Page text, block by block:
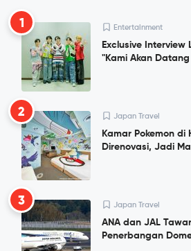
1 Entertainment
Exclusive Interview
"Kami Akan
2 Japan Travel
Kamar Pokemon di
Direnovasi, Jadi
3 Japan Travel
ANA dan JAL
Penerbangan